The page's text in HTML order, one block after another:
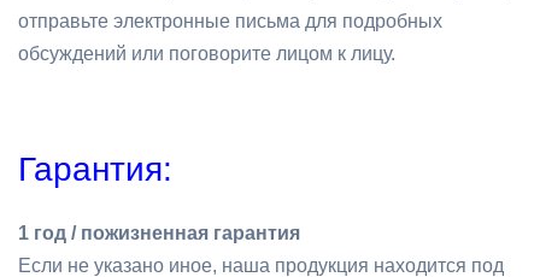
отправьте электронные письма для подробных
обсуждений или поговорите лицом к лицу.
Гарантия:
1 год / пожизненная гарантия
Если не указано иное, наша продукция находится под